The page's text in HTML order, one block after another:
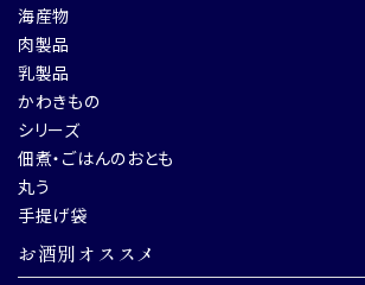
海産物
肉製品
乳製品
かわきもの
シリーズ
佃煮・ごはんのおとも
丸う
手提げ袋
お酒別オススメ